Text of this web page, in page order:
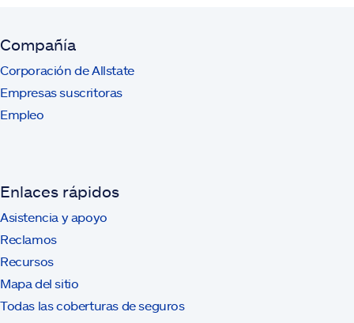
Compañía
Corporación de Allstate
Empresas suscritoras
Empleo
Enlaces rápidos
Asistencia y apoyo
Reclamos
Recursos
Mapa del sitio
Todas las coberturas de seguros